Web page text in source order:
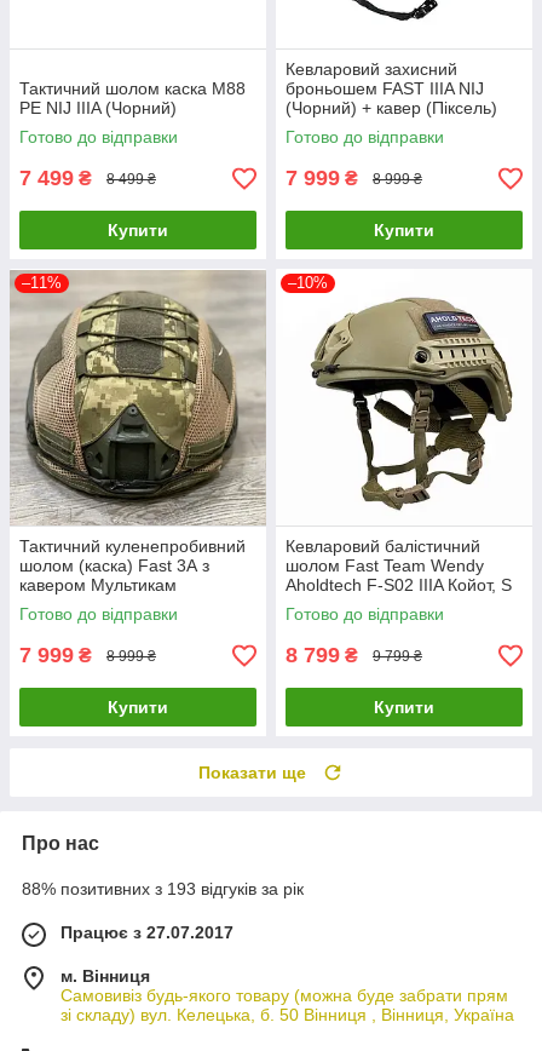
Тактичний шолом каска M88
PE NIJ IIIA (Чорний)
Готово до відправки
7 499 ₴ 8 499 ₴
Купити
Кевларовий захисний
броньошем FAST IIIA NIJ
(Чорний) + кавер (Піксель)
Готово до відправки
7 999 ₴ 8 999 ₴
Купити
–11%
Тактичний куленепробивний
шолом (каска) Fast 3А з
кавером Мультикам
Готово до відправки
7 999 ₴ 8 999 ₴
Купити
–10%
Кевларовий балістичний
шолом Fast Team Wendy
Aholdtech F-S02 IIIA Койот, S
Готово до відправки
8 799 ₴ 9 799 ₴
Купити
Показати ще
Про нас
88% позитивних з 193 відгуків за рік
Працює з 27.07.2017
м. Вінниця
Самовивіз будь-якого товару (можна буде забрати прям
зі складу) вул. Келецька, б. 50 Вінниця , Вінниця, Україна